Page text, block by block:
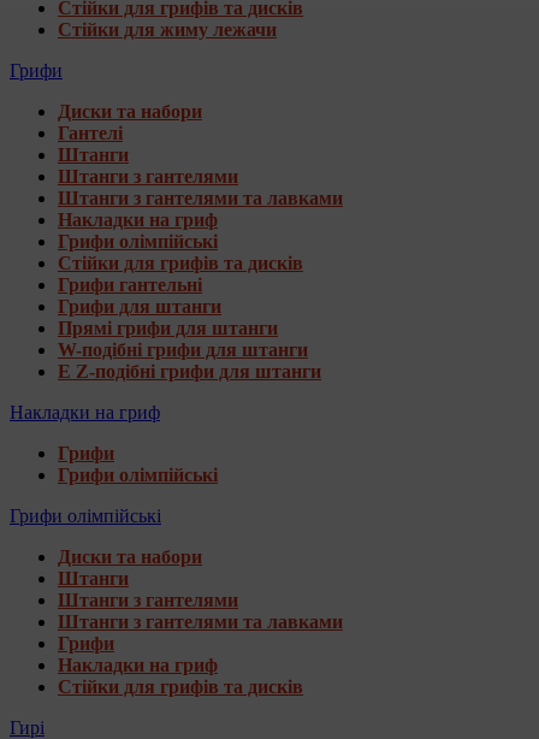
Стійки для грифів та дисків
Стійки для жиму лежачи
Грифи
Диски та набори
Гантелі
Штанги
Штанги з гантелями
Штанги з гантелями та лавками
Накладки на гриф
Грифи олімпійські
Стійки для грифів та дисків
Грифи гантельні
Грифи для штанги
Прямі грифи для штанги
W-подібні грифи для штанги
E Z-подібні грифи для штанги
Накладки на гриф
Грифи
Грифи олімпійські
Грифи олімпійські
Диски та набори
Штанги
Штанги з гантелями
Штанги з гантелями та лавками
Грифи
Накладки на гриф
Стійки для грифів та дисків
Гирі